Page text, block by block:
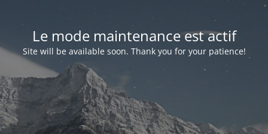
Le mode maintenance est actif
Site will be available soon. Thank you for your patience!